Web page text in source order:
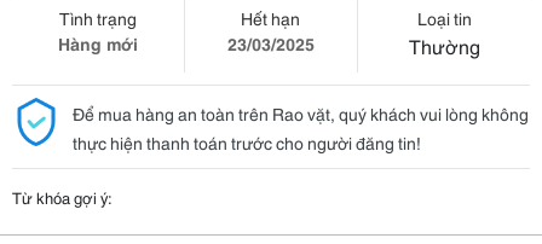
Tình trạng
Hàng mới
Hết hạn
23/03/2025
Loại tin
Thường
Để mua hàng an toàn trên Rao vặt, quý khách vui lòng không
thực hiện thanh toán trước cho người đăng tin!
Từ khóa gợi ý: